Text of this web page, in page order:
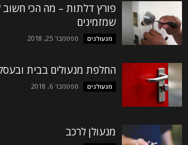
פורץ דלתות – מה הכי חשוב
שמזמינים
מנעולנים ספטמבר 25, 2018
החלפת מנעולים בבית
מנעולנים ספטמבר 6, 2018
מנעולן לרכב